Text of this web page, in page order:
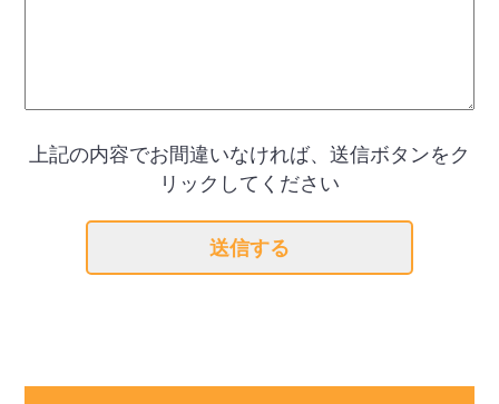
上記の内容でお間違いなければ、送信ボタンをク
リックしてください